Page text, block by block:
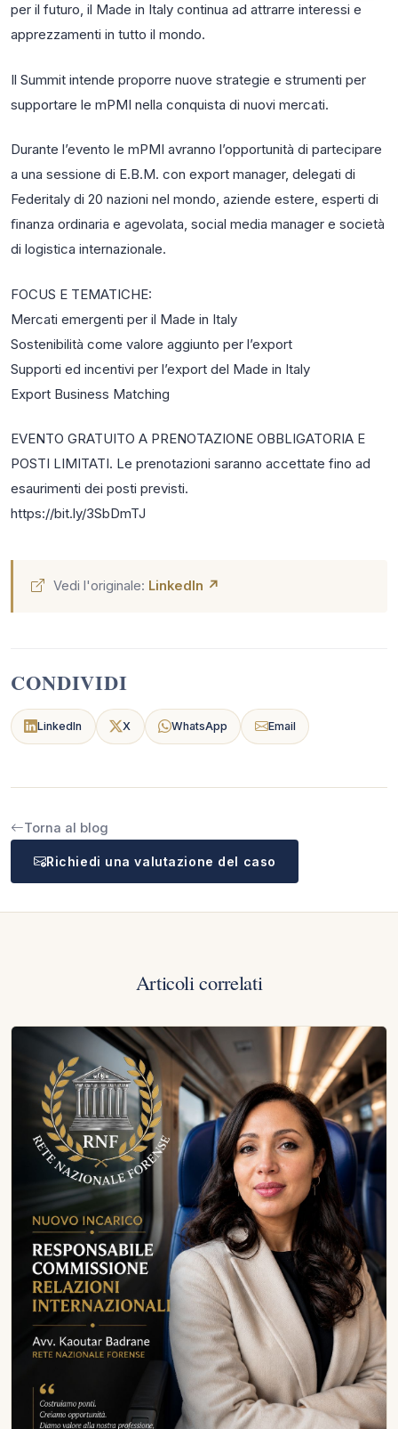
per il futuro, il Made in Italy continua ad attrarre interessi e
apprezzamenti in tutto il mondo.
Il Summit intende proporre nuove strategie e strumenti per
supportare le mPMI nella conquista di nuovi mercati.
Durante l’evento le mPMI avranno l’opportunità di partecipare
a una sessione di E.B.M. con export manager, delegati di
Federitaly di 20 nazioni nel mondo, aziende estere, esperti di
ﬁnanza ordinaria e agevolata, social media manager e società
di logistica internazionale.
FOCUS E TEMATICHE:
Mercati emergenti per il Made in Italy
Sostenibilità come valore aggiunto per l’export
Supporti ed incentivi per l’export del Made in Italy
Export Business Matching
EVENTO GRATUITO A PRENOTAZIONE OBBLIGATORIA E
POSTI LIMITATI. Le prenotazioni saranno accettate fino ad
esaurimenti dei posti previsti.
https://bit.ly/3SbDmTJ
Vedi l'originale: LinkedIn ↗
CONDIVIDI
LinkedIn X WhatsApp Email
Torna al blog
Richiedi una valutazione del caso
Articoli correlati